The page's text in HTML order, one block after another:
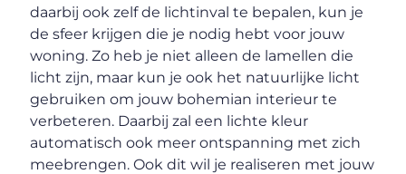
daarbij ook zelf de lichtinval te bepalen, kun je
de sfeer krijgen die je nodig hebt voor jouw
woning. Zo heb je niet alleen de lamellen die
licht zijn, maar kun je ook het natuurlijke licht
gebruiken om jouw bohemian interieur te
verbeteren. Daarbij zal een lichte kleur
automatisch ook meer ontspanning met zich
meebrengen. Ook dit wil je realiseren met jouw